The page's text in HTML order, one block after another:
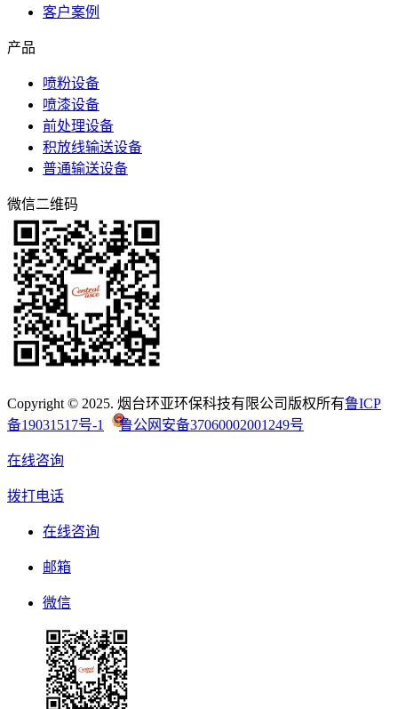
客户案例
产品
喷粉设备
喷漆设备
前处理设备
积放线输送设备
普通输送设备
微信二维码
Copyright © 2025. 烟台环亚环保科技有限公司版权所有鲁ICP
备19031517号-1
鲁公网安备37060002001249号
在线咨询
拨打电话
在线咨询
邮箱
微信